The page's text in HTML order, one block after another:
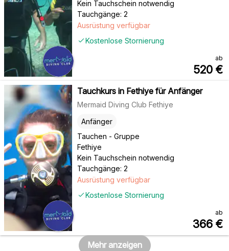
Kein Tauchschein notwendig
Tauchgänge: 2
Kostenlose Stornierung
Ausrüstung verfügbar
ab
520 €
Tauchkurs in Fethiye für Anfänger
Mermaid Diving Club Fethiye
Tauchen - Gruppe
Fethiye
Anfänger
Kein Tauchschein notwendig
Tauchgänge: 2
Kostenlose Stornierung
Ausrüstung verfügbar
ab
366 €
Mehr anzeigen